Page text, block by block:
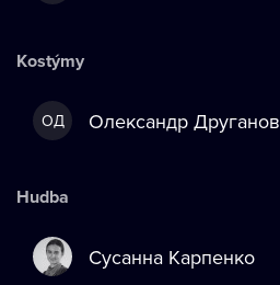
Kostýmy
ОД Олександр Друганов
Hudba
Сусанна Карпенко